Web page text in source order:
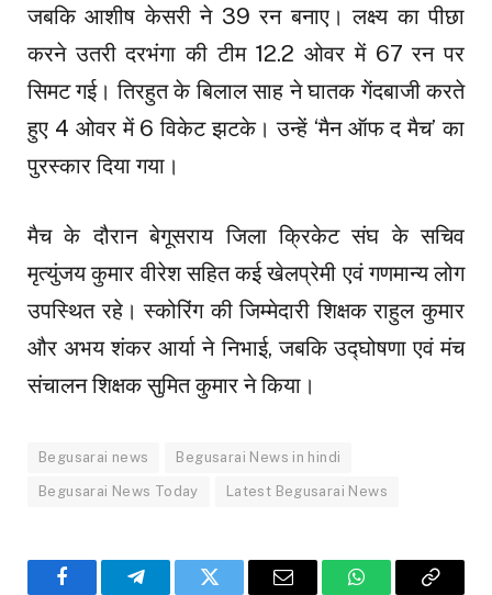
जबकि आशीष केसरी ने 39 रन बनाए। लक्ष्य का पीछा
करने उतरी दरभंगा की टीम 12.2 ओवर में 67 रन पर
सिमट गई। तिरहुत के बिलाल साह ने घातक गेंदबाजी करते
हुए 4 ओवर में 6 विकेट झटके। उन्हें ‘मैन ऑफ द मैच’ का
पुरस्कार दिया गया।
मैच के दौरान बेगूसराय जिला क्रिकेट संघ के सचिव
मृत्युंजय कुमार वीरेश सहित कई खेलप्रेमी एवं गणमान्य लोग
उपस्थित रहे। स्कोरिंग की जिम्मेदारी शिक्षक राहुल कुमार
और अभय शंकर आर्या ने निभाई, जबकि उद्घोषणा एवं मंच
संचालन शिक्षक सुमित कुमार ने किया।
Begusarai news Begusarai News in hindi
Begusarai News Today Latest Begusarai News